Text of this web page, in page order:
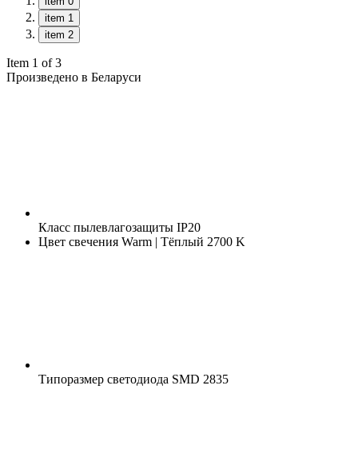
item 1
item 2
Item 1 of 3
Произведено в Беларуси
Класс пылевлагозащиты IP20
Цвет свечения Warm | Тёплый 2700 K
Типоразмер светодиода SMD 2835